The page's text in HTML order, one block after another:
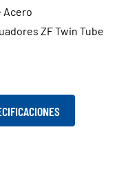
Acero
ZF Twin Tube